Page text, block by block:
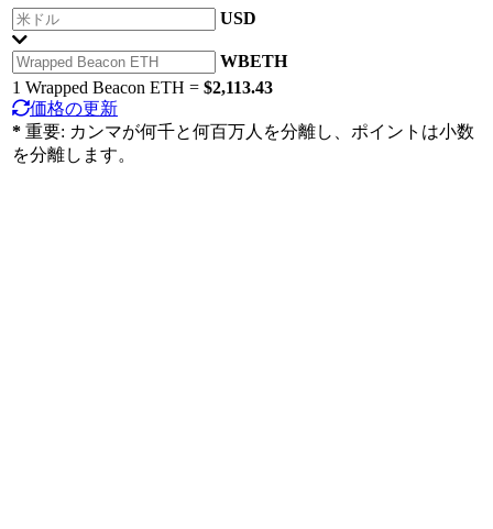
USD
WBETH
1 Wrapped Beacon ETH = $2,113.43
価格の更新
* 重要: カンマが何千と何百万人を分離し、ポイントは小数
を分離します。